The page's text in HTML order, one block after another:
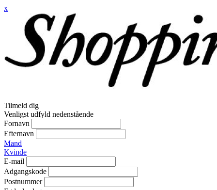
x
Tilmeld dig
Venligst udfyld nedenstående
Fornavn
Efternavn
Mand
Kvinde
E-mail
Adgangskode
Postnummer